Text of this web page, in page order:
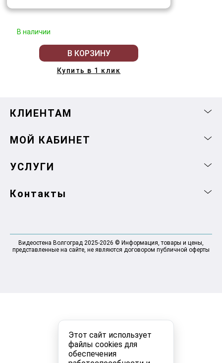
Этот сайт использует
файлы cookies для
обеспечения
В наличии
В КОРЗИНУ
Купить в 1 клик
КЛИЕНТАМ
МОЙ КАБИНЕТ
УСЛУГИ
Контакты
Видеостена Волгоград 2025-2026 © Информация, товары и цены,
представленные на сайте, не являются договором публичной оферты